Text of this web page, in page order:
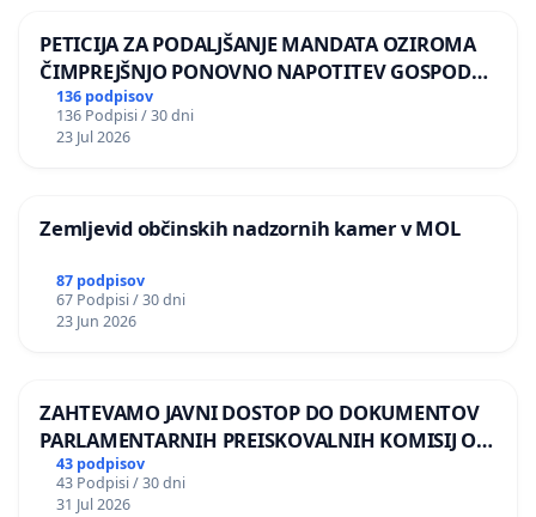
PETICIJA ZA PODALJŠANJE MANDATA OZIROMA
ČIMPREJŠNJO PONOVNO NAPOTITEV GOSPODA
BERNARDA ŠRAJNERJA NA VELEPOSLANIŠTVO
REPUBLIKE SLOVENIJE V MOSKVI
136 podpisov
136 Podpisi / 30 dni
23 Jul 2026
Zemljevid občinskih nadzornih kamer v MOL
87 podpisov
67 Podpisi / 30 dni
23 Jun 2026
ZAHTEVAMO JAVNI DOSTOP DO DOKUMENTOV
PARLAMENTARNIH PREISKOVALNIH KOMISIJ O
ILEGALNI TRGOVINI Z OROŽJEM
43 podpisov
43 Podpisi / 30 dni
31 Jul 2026